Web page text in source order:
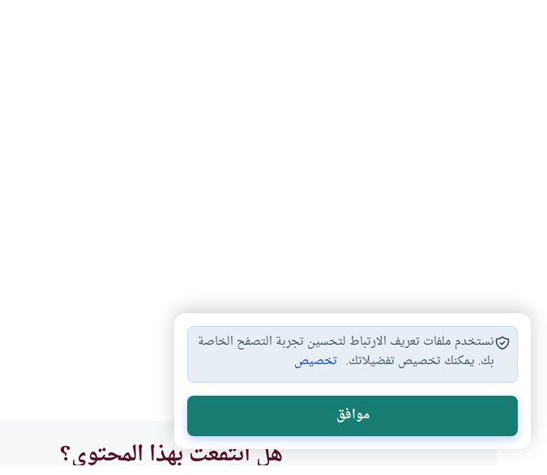
البيع بشرط المنفعة…
هل انتفعت بهذا المحتوى؟
نستخدم ملفات تعريف الارتباط لتحسين تجربة التصفح الخاصة
بك. يمكنك تخصيص تفضيلاتك. تخصيص
موافق